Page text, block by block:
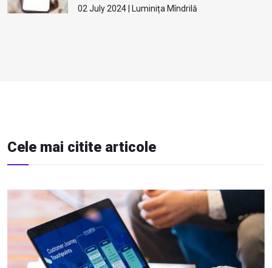
02 July 2024 | Luminița Mîndrilă
Cele mai citite articole